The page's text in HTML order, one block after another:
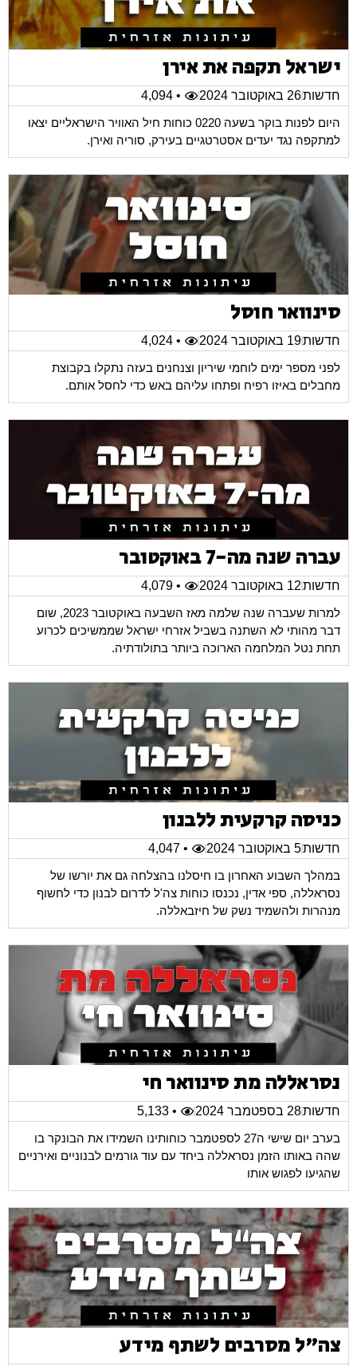
ישראל תקפה את אירן
חדשות26 באוקטובר 2024
• 4,094
היום לפנות בוקר בשעה 0220 כוחות חיל האוויר הישראליים יצאו
למתקפה נגד יעדים אסטרטגיים בעירק, סוריה ואירן.
סינוואר חוסל
חדשות19 באוקטובר 2024
• 4,024
לפני מספר ימים לוחמי שיריון וצנחנים בעזה נתקלו בקבוצת
מחבלים באיזו רפיח ופתחו עליהם באש כדי לחסל אותם.
עברה שנה מה-7 באוקטובר
חדשות12 באוקטובר 2024
• 4,079
למרות שעברה שנה שלמה מאז השבעה באוקטובר 2023, שום
דבר מהותי לא השתנה בשביל אזרחי ישראל שממשיכים לכרוע
תחת נטל המלחמה הארוכה ביותר בתולודתיה.
כניסה קרקעית ללבנון
חדשות5 באוקטובר 2024
• 4,047
במהלך השבוע האחרון בו חיסלנו בהצלחה גם את יורשו של
נסראללה, ספי אדין, נכנסו כוחות צה'ל לדרום לבנון כדי לחשוף
מנהרות ולהשמיד נשק של חיזבאללה.
נסראללה מת סינוואר חי
חדשות28 בספטמבר 2024
• 5,133
בערב יום שישי ה27 לספטמבר כוחותינו השמידו את הבונקר בו
שהה באותו הזמן נסראללה ביחד עם עוד גורמים לבנוניים ואירניים
שהגיעו לפגוש אותו
צה"ל מסרבים לשתף מידע